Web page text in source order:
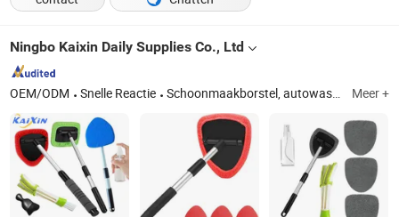
Ningbo Kaixin Daily Supplies Co., Ltd
OEM/ODM Snelle Reactie Schoonmaakborstel, autowas kit, microvezel mop pad, afwasdroogmat, sneeuwborstel, huisdierproducten, autowas handschoenen, autowas kit, raamreiniger, microvezel handdoek Meer +